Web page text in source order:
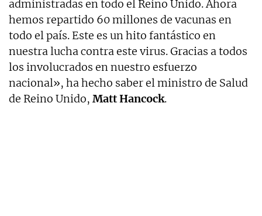
administradas en todo el Reino Unido. Ahora
hemos repartido 60 millones de vacunas en
todo el país. Este es un hito fantástico en
nuestra lucha contra este virus. Gracias a todos
los involucrados en nuestro esfuerzo
nacional», ha hecho saber el ministro de Salud
de Reino Unido, Matt Hancock.